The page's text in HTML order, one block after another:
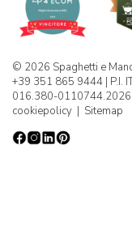
© 2026 Spaghetti e
+39 351 865 9444 | P.I.
016.380-
cookiepolicy | Sitemap